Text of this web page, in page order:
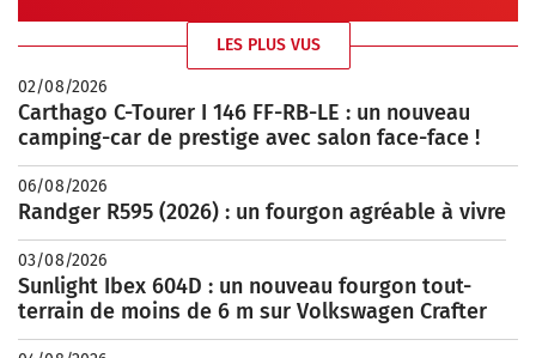
LES PLUS VUS
02/08/2026
Carthago C-Tourer I 146 FF-RB-LE : un nouveau
camping-car de prestige avec salon face-face !
06/08/2026
Randger R595 (2026) : un fourgon agréable à vivre
03/08/2026
Sunlight Ibex 604D : un nouveau fourgon tout-
terrain de moins de 6 m sur Volkswagen Crafter